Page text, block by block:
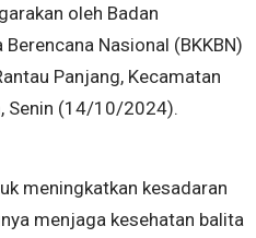
oleh Badan
Nasional (BKKBN)
Panjang, Kecamatan
Senin (14/10/2024).
meningkatkan kesadaran
menjaga kesehatan balita